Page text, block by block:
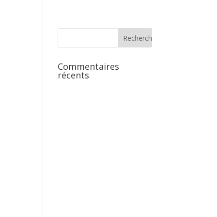
Commentaires
récents